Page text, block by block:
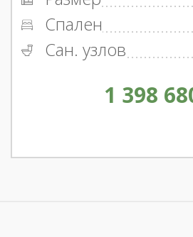
Спален
Сан. узлов
1 398